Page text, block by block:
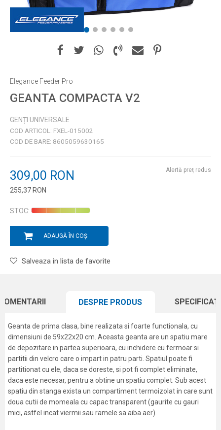
1 2 3 4 5 6
Elegance Feeder Pro
GEANTA COMPACTA V2
GENȚI UNIVERSALE
COD ARTICOL: FXEL-015002
COD DE BARE: 8605059630165
309,00 RON
255,37 RON
Alertă preț redus
STOC:
ADAUGĂ ÎN COȘ
Salveaza in lista de favorite
DESPRE PRODUS
Geanta de prima clasa, bine realizata si foarte functionala, cu
dimensiuni de 59x22x20 cm. Aceasta geanta are un spatiu mare
de depozitare in partea superioara, cu inchidere cu fermoar si
partitii din velcro care o impart in patru parti. Spatiul poate fi
partitionat cu ele, daca se doreste, si pot fi complet eliminate,
daca este necesar, pentru a obtine un spatiu complet. Sub acest
spatiu din stanga exista un compartiment termoizolat in care sunt
doua cutii de momeala cu capac transparent (gaurite cu gauri
mici, astfel incat viermii sau ramele sa aiba aer).